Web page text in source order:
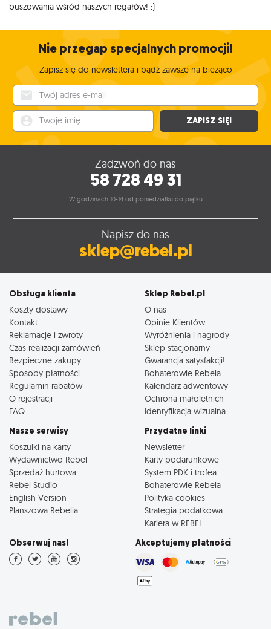
buszowania wśród naszych regałów! :)
Nie przegap specjalnych promocji!
Zapisz się do newslettera i bądź zawsze na bieżąco
ZAPISZ SIĘ!
Zadzwoń do nas
58 728 49 31
W godzinach 10-14 od poniedziałku do piątku
Napisz do nas
sklep@rebel.pl
Obsługa klienta
Koszty dostawy
Kontakt
Reklamacje i zwroty
Czas realizacji zamówień
Bezpieczne zakupy
Sposoby płatności
Regulamin rabatów
O rejestracji
FAQ
Sklep Rebel.pl
O nas
Opinie Klientów
Wyróżnienia i nagrody
Sklep stacjonarny
Gwarancja satysfakcji!
Bohaterowie Rebela
Kalendarz adwentowy
Ochrona małoletnich
Identyfikacja wizualna
Nasze serwisy
Koszulki na karty
Wydawnictwo Rebel
Sprzedaż hurtowa
Rebel Studio
English Version
Planszowa Rebelia
Przydatne linki
Newsletter
Karty podarunkowe
System PDK i trofea
Bohaterowie Rebela
Polityka cookies
Strategia podatkowa
Kariera w REBEL
Obserwuj nas! Akceptujemy płatności